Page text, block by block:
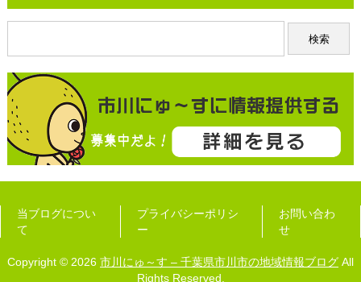
当ブログについ
て
プライバシーポリシ
ー
お問い合わ
せ
Copyright © 2026 市川にゅ～す – 千葉県市川市の地域情報ブログ All
Rights Reserved.